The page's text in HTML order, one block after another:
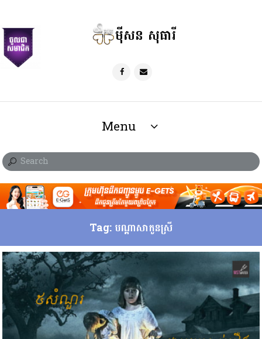
ម៉ីសន សុធារី
Menu
Tag: បណ្ដាសាកូនស្រី